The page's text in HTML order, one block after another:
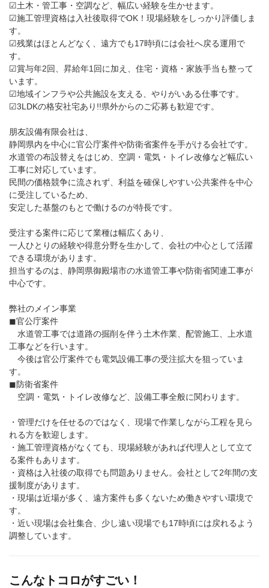
☑土木・管工事・空調など、幅広い経験を生かせます。
☑施工管理資格は入社後取得でOK！現場経験をしっかり評価しま
す。
☑残業はほとんどなく、遠方でも17時頃には会社へ戻る運用で
す。
☑賞与年2回、昇給年1回に加え、住宅・資格・家族手当も整って
います。
☑地域インフラや公共施設を支える、やりがいある仕事です。
☑3LDKの格安社宅あり!!県外からのご応募も歓迎です。
朋友設備有限会社は、
静岡県内を中心に官公庁案件や防衛省案件を手がける会社です。
水道管の布設替えをはじめ、空調・電気・トイレ改修など幅広い
工事に対応しています。
民間の価格競争に流されず、利益を確保しやすい公共案件を中心
に受注しているため、
安定した基盤のもとで働けるのが特長です。
受注する案件に応じて業種は幅広くあり、
一人ひとりの経験や得意分野を生かして、会社の中心として活躍
できる環境があります。
担当するのは、静岡県御殿場市の水道管工事や防衛省関連工事が
中心です。
弊社のメイン事業
◼︎官公庁案件
水道管工事では道路の掘削を伴う土木作業、配管施工、上水道
工事などを行います。
今後は官公庁案件でも電気設備工事の受注拡大を狙っていま
す。
◼︎防衛省案件
空調・電気・トイレ改修など、設備工事全般に関わります。
・管理だけを任せるのではなく、現場で作業しながら工程を見ら
れる方を歓迎します。
・施工管理資格がなくても、現場経験があれば代理人として立て
る案件もあります。
・資格は入社後の取得でも問題ありません。会社として2年間の支
援制度があります。
・現場は近場が多く、遠方案件も多くないため働きやすい環境で
す。
・近い現場は会社集合、少し遠い現場でも17時頃には戻れるよう
調整しています。
こんなトコロがすごい！